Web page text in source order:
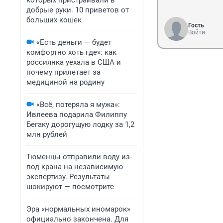
добрые руки. 10 приветов от
больших кошек
«Есть деньги — будет
комфортно хоть где»: как
россиянка уехала в США и
почему прилетает за
медициной на родину
«Всё, потеряла я мужа»:
Ивлеева подарила Филиппу
Бегаку дорогущую лодку за 1,2
млн рублей
Тюменцы отправили воду из-
под крана на независимую
экспертизу. Результаты
шокируют — посмотрите
Эра «нормальных иномарок»
официально закончена. Для
Гость
Войти